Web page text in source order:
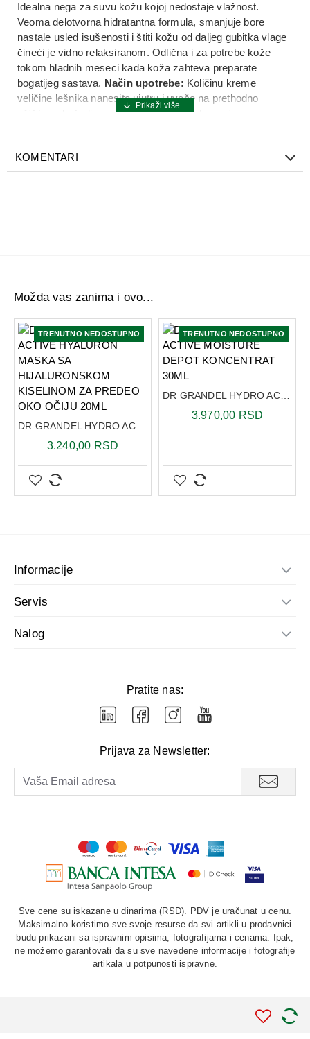
Idealna nega za suvu kožu kojoj nedostaje vlažnost.
Veoma delotvorna hidratantna formula, smanjuje bore
nastale usled isušenosti i štiti kožu od daljeg gubitka vlage
čineći je vidno relaksiranom. Odlična i za potrebe kože
tokom hladnih meseci kada koža zahteva preparate
bogatijeg sastava. Način upotrebe: Količinu kreme
veličine lešnika nanesite ujutru i uveče na prethodno
očišćenu kožu lica, vrata i dekoltea i nakon primene
Ceramidi / Vitamin F
KOMENTARI
Možda vas zanima i ovo...
TRENUTNO NEDOSTUPNO
DR GRANDEL HYDRO ACTIVE HYALURON MASKA SA HIJALURONSKOM KISELINOM ZA PREDEO OKO OČIJU 20ML
3.240,00 RSD
TRENUTNO NEDOSTUPNO
DR GRANDEL HYDRO ACTIVE MOISTURE DEPOT KONCENTRAT 30ML
3.970,00 RSD
Informacije
Servis
Nalog
Pratite nas:
Prijava za Newsletter:
Sve cene su iskazane u dinarima (RSD). PDV je uračunat u cenu.
Maksimalno koristimo sve svoje resurse da svi artikli u prodavnici
budu prikazani sa ispravnim opisima, fotografijama i cenama. Ipak,
ne možemo garantovati da su sve navedene informacije i fotografije
artikala u potpunosti ispravne.